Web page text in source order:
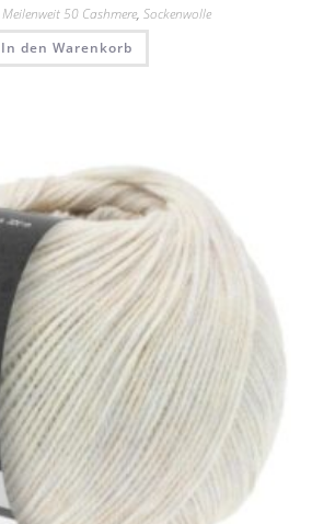
Meilenweit 50 Cashmere, Sockenwolle
In den Warenkorb